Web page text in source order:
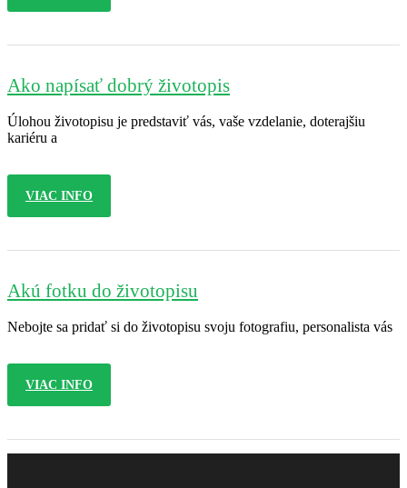
Ako napísať dobrý životopis
Úlohou životopisu je predstaviť vás, vaše vzdelanie, doterajšiu
kariéru a
VIAC INFO
Akú fotku do životopisu
Nebojte sa pridať si do životopisu svoju fotografiu, personalista vás
VIAC INFO